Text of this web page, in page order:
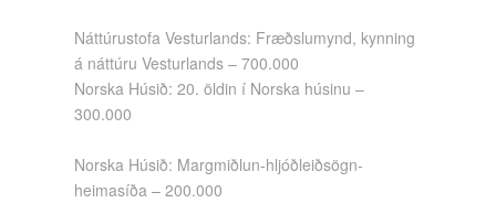
Náttúrustofa Vesturlands: Fræðslumynd, kynning
á náttúru Vesturlands – 700.000
Norska Húsið: 20. öldin í Norska húsinu –
300.000
Norska Húsið: Margmiðlun-hljóðleiðsögn-
heimasíða – 200.000